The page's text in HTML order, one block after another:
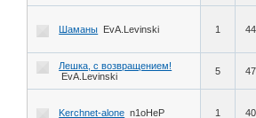
Шаманы EvA.Levinski 1
Лешка, с возвращением!
EvA.Levinski
5
Kerchnet-alone n1oHeP 1